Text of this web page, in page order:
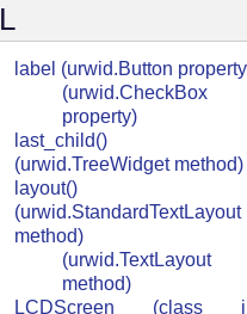
L
label (urwid.Button
(urwid.CheckBox
property)
last_child()
(urwid.TreeWidget method)
layout()
(urwid.StandardTextLayout
method)
(urwid.TextLayout
method)
LCDScreen (class